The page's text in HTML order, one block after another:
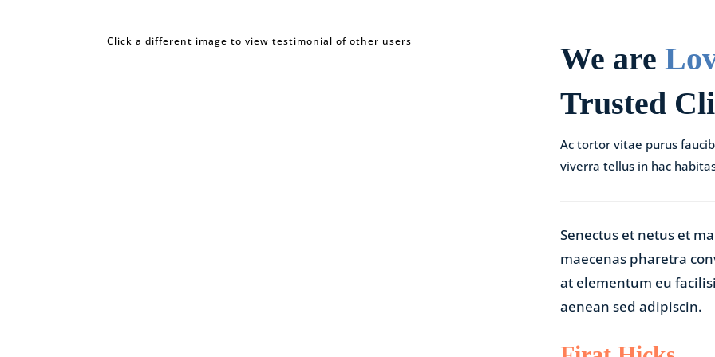
Click a different image to view testimonial of other users We are
Trusted
Ac tortor vitae purus
viverra tellus in hac
Senectus et netus et
maecenas pharetra
at elementum eu
aenean sed adipiscin.